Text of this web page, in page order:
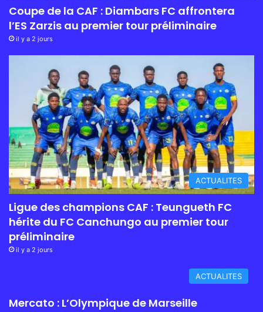
Coupe de la CAF : Diambars FC affrontera
l’ES Zarzis au premier tour préliminaire
il y a 2 jours
ACTUALITES
Ligue des champions CAF : Teungueth FC
hérite du FC Canchungo au premier tour
préliminaire
il y a 2 jours
ACTUALITES
Mercato : L’Olympique de Marseille